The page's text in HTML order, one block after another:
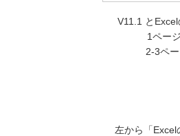
V11.1 と
1ペー
2-3ペ
左から「Excel